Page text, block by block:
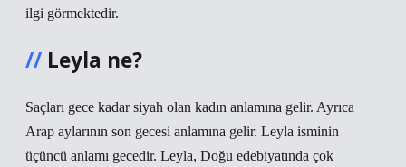
ilgi görmektedir.
Leyla ne?
Saçları gece kadar siyah olan kadın anlamına gelir. Ayrıca
Arap aylarının son gecesi anlamına gelir. Leyla isminin
üçüncü anlamı gecedir. Leyla, Doğu edebiyatında çok